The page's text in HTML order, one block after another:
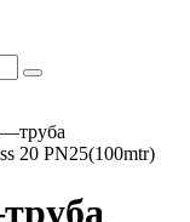
20 PN25(100mtr)